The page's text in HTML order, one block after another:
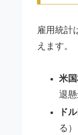
雇用統計
えます。
米
退
ド
る）